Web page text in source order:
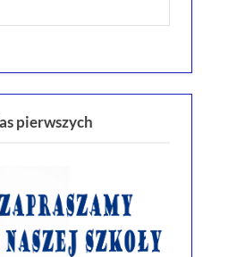
pierwszych